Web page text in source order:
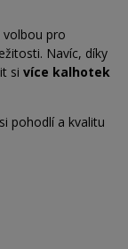
volbou pro
Navíc, díky
sivíce kalhotek
pohodlí a kvalitu